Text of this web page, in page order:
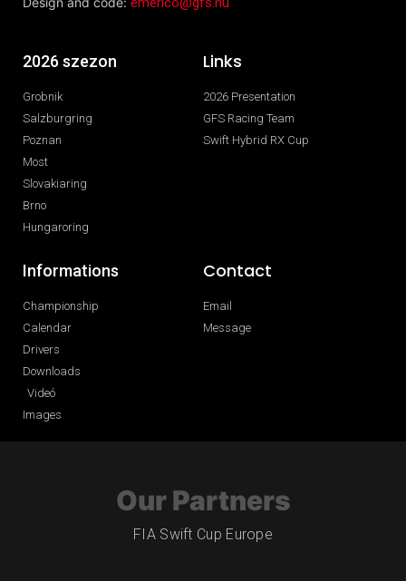
2026 szezon
Grobnik
Salzburgring
Poznan
Most
Slovakiaring
Brno
Hungaroring
Links
2026 Presentation
GFS Racing Team
Swift Hybrid RX Cup
Informations
Championship
Calendar
Drivers
Downloads
Videó
Images
Contact
Email
Message
Our Partners
FIA Swift Cup Europe